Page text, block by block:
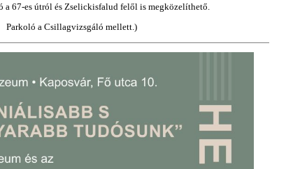
a 67-es útról és Zselickisfalud felől is megközelíthető.
Parkoló a Csillagvizsgáló mellett.)